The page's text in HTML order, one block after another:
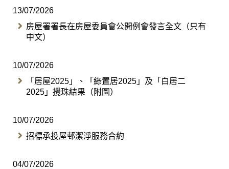
13/07/2026
房屋署署長在房屋委員會公開例會發言全文（只有
中文）
10/07/2026
「居屋2025」、「綠置居2025」及「白居二
2025」攪珠結果（附圖）
10/07/2026
招標承投屋邨潔淨服務合約
04/07/2026